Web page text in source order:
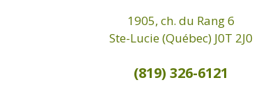
1905, ch. du Rang 6
Ste-Lucie (Québec) J0T 2J0
(819) 326-6121